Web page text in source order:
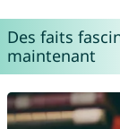
Des faits
maintenant